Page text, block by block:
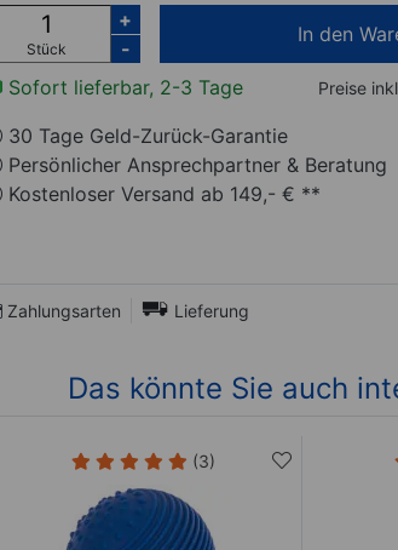
Stück
+
-
In den
Sofort lieferbar, 2-3 Tage Preise
30 Tage Geld-Zurück-Garantie
Persönlicher Ansprechpartner & Beratung
Kostenloser Versand ab 149,- € **
Zahlungsarten Lieferung
Das könnte Sie auch
(3)